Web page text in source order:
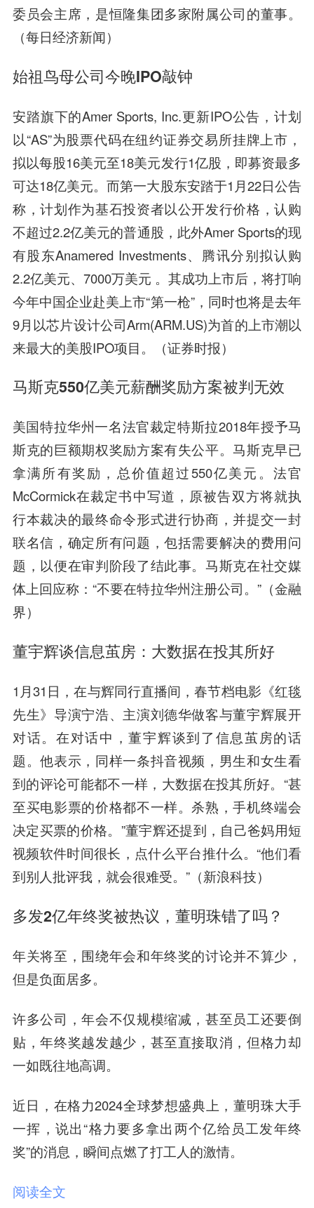
委员会主席，是恒隆集团多家附属公司的董事。
（每日经济新闻）
始祖鸟母公司今晚IPO敲钟
安踏旗下的Amer Sports, Inc.更新IPO公告，计划
以“AS”为股票代码在纽约证券交易所挂牌上市，
拟以每股16美元至18美元发行1亿股，即募资最多
可达18亿美元。而第一大股东安踏于1月22日公告
称，计划作为基石投资者以公开发行价格，认购
不超过2.2亿美元的普通股，此外Amer Sports的现
有股东Anamered Investments、腾讯分别拟认购
2.2亿美元、7000万美元 。其成功上市后，将打响
今年中国企业赴美上市“第一枪”，同时也将是去年
9月以芯片设计公司Arm(ARM.US)为首的上市潮以
来最大的美股IPO项目。（证券时报）
马斯克550亿美元薪酬奖励方案被判无效
美国特拉华州一名法官裁定特斯拉2018年授予马
斯克的巨额期权奖励方案有失公平。马斯克早已
拿满所有奖励，总价值超过550亿美元。法官
McCormick在裁定书中写道，原被告双方将就执
行本裁决的最终命令形式进行协商，并提交一封
联名信，确定所有问题，包括需要解决的费用问
题，以便在审判阶段了结此事。马斯克在社交媒
体上回应称：“不要在特拉华州注册公司。”（金融
界）
董宇辉谈信息茧房：大数据在投其所好
1月31日，在与辉同行直播间，春节档电影《红毯
先生》导演宁浩、主演刘德华做客与董宇辉展开
对话。在对话中，董宇辉谈到了信息茧房的话
题。他表示，同样一条抖音视频，男生和女生看
到的评论可能都不一样，大数据在投其所好。“甚
至买电影票的价格都不一样。杀熟，手机终端会
决定买票的价格。”董宇辉还提到，自己爸妈用短
视频软件时间很长，点什么平台推什么。“他们看
到别人批评我，就会很难受。”（新浪科技）
多发2亿年终奖被热议，董明珠错了吗？
年关将至，围绕年会和年终奖的讨论并不算少，
但是负面居多。
许多公司，年会不仅规模缩减，甚至员工还要倒
贴，年终奖越发越少，甚至直接取消，但格力却
一如既往地高调。
近日，在格力2024全球梦想盛典上，董明珠大手
一挥，说出“格力要多拿出两个亿给员工发年终
奖”的消息，瞬间点燃了打工人的激情。
阅读全文